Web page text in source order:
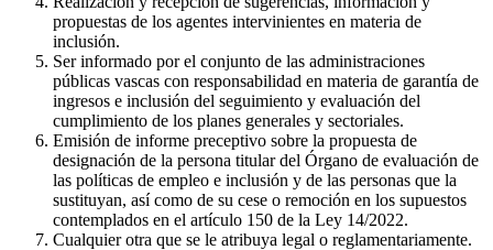
propuestas de los agentes intervinientes en materia de
inclusión.
Ser informado por el conjunto de las administraciones
públicas vascas con responsabilidad en materia de garantía de
ingresos e inclusión del seguimiento y evaluación del
cumplimiento de los planes generales y sectoriales.
Emisión de informe preceptivo sobre la propuesta de
designación de la persona titular del Órgano de evaluación de
las políticas de empleo e inclusión y de las personas que la
sustituyan, así como de su cese o remoción en los supuestos
contemplados en el artículo 150 de la Ley 14/2022.
Cualquier otra que se le atribuya legal o reglamentariamente.